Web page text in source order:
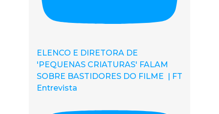
ELENCO E DIRETORA DE
'PEQUENAS CRIATURAS' FALAM
SOBRE BASTIDORES DO FILME | FT
Entrevista